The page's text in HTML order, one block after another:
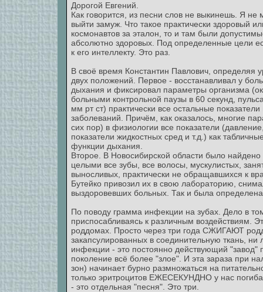
Дорогой Евгений.
Как говорится, из песни слов не выкинешь. Я
выйти замуж. Что такое практически здоровый
космонавтов за эталон, то и там были
абсолютно здоровых. Под определенные цели
к его интеллекту. Это раз.
В своё время Константин Павлович, определяя
двух положений. Первое - восстанавливал у
дыхания и фиксировал параметры организма
больными контрольной паузы в 60 секунд,
мм рт ст) практически все остальные
заболеваний. Причём, как оказалось, многие
сих пор) в физиологии все показатели
показатели жидкостных сред и т.д.) как
функции дыхания.
Второе. В Новосибирской области было
целыми все зубы, все волосы, мускулистых,
выносливых, практически не обращавшихся к
Бутейко привозил их в свою лабораторию,
выздоровевших больных. Так и была
По поводу грамма инфекции на зубах. Дело в
приспосабливаясь к различным воздействиям.
роддомах. Просто через три года СЖИГАЮТ
закапсулированных в соединительную ткань,
инфекции - это постоянно действующий
поколение всё более "злое". И эта зараза при
зон) начинает бурно размножаться на
только эритроцитов ЕЖЕСЕКУНДНО у нас
- это отдельная "песня". Это три.